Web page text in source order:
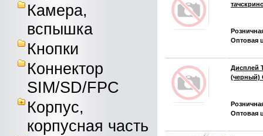
Камера,
вспышка
Кнопки
Коннектор
SIM/SD/FPC
Корпус,
корпусная часть
Оптовая
Дисплей
Оптовая